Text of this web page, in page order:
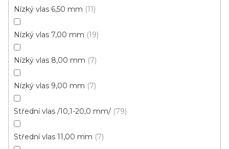
Nízký vlas 6,50 mm 11
Nízký vlas 7,00 mm 19
Nízký vlas 8,00 mm 7
Nízký vlas 9,00 mm 7
Střední vlas /10,1-20,0 mm/ 79
Střední vlas 11,00 mm 7
Akce